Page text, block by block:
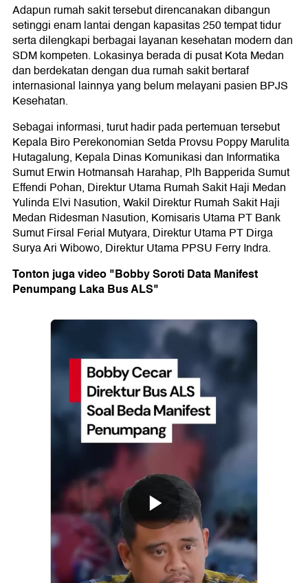
Adapun rumah sakit tersebut direncanakan dibangun
setinggi enam lantai dengan kapasitas 250 tempat tidur
serta dilengkapi berbagai layanan kesehatan modern dan
SDM kompeten. Lokasinya berada di pusat Kota Medan
dan berdekatan dengan dua rumah sakit bertaraf
internasional lainnya yang belum melayani pasien BPJS
Kesehatan.
Sebagai informasi, turut hadir pada pertemuan tersebut
Kepala Biro Perekonomian Setda Provsu Poppy Marulita
Hutagalung, Kepala Dinas Komunikasi dan Informatika
Sumut Erwin Hotmansah Harahap, Plh Bapperida Sumut
Effendi Pohan, Direktur Utama Rumah Sakit Haji Medan
Yulinda Elvi Nasution, Wakil Direktur Rumah Sakit Haji
Medan Ridesman Nasution, Komisaris Utama PT Bank
Sumut Firsal Ferial Mutyara, Direktur Utama PT Dirga
Surya Ari Wibowo, Direktur Utama PPSU Ferry Indra.
Tonton juga video "Bobby Soroti Data Manifest
Penumpang Laka Bus ALS"